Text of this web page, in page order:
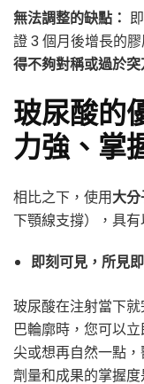
無法調整的缺點：
證 3 個月後增長的
得不夠對稱或過於
玻尿酸的
力強、掌
相比之下，使用大
下顎線支撐），具有
即刻可見，所見
玻尿酸在注射當下
巴輪廓時，您可以
尖或想再自然一點
劑量和成果的掌握